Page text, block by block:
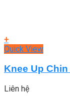
+
Quick View
Knee Up
Liên hệ